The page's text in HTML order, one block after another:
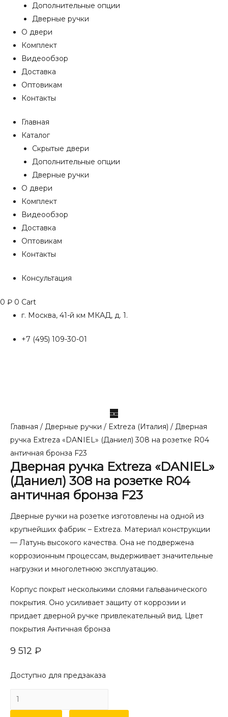
Дополнительные опции
Дверные ручки
О двери
Комплект
Видеообзор
Доставка
Оптовикам
Контакты
Главная
Каталог
Скрытые двери
Дополнительные опции
Дверные ручки
О двери
Комплект
Видеообзор
Доставка
Оптовикам
Контакты
Консультация
0 ₽ 0 Cart
г. Москва, 41-й км МКАД, д. 1.
+7 (495) 109-30-01
Главная / Дверные ручки / Extreza (Италия) / Дверная
ручка Extreza «DANIEL» (Даниел) 308 на розетке R04
античная бронза F23
Дверная ручка Extreza «DANIEL»
(Даниел) 308 на розетке R04
античная бронза F23
Дверные ручки на розетке изготовлены на одной из
крупнейших фабрик – Extreza. Материал конструкции
— Латунь высокого качества. Она не подвержена
коррозионным процессам, выдерживает значительные
нагрузки и многолетнюю эксплуатацию.
Корпус покрыт несколькими слоями гальванического
покрытия. Оно усиливает защиту от коррозии и
придает дверной ручке привлекательный вид. Цвет
покрытия Античная бронза
9 512 ₽
Доступно для предзаказа
Количество
товара